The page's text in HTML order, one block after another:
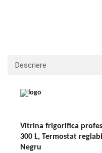
Descriere
Vitrina frigorifica
300 L, Termostat
Negru